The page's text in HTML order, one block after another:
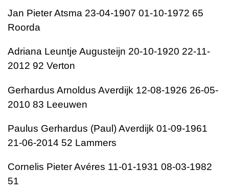
Jan Pieter Atsma 23-04-1907 01-10-1972 65
Roorda
Adriana Leuntje Augusteijn 20-10-1920 22-11-
2012 92 Verton
Gerhardus Arnoldus Averdijk 12-08-1926 26-05-
2010 83 Leeuwen
Paulus Gerhardus (Paul) Averdijk 01-09-1961
21-06-2014 52 Lammers
Cornelis Pieter Avéres 11-01-1931 08-03-1982
51